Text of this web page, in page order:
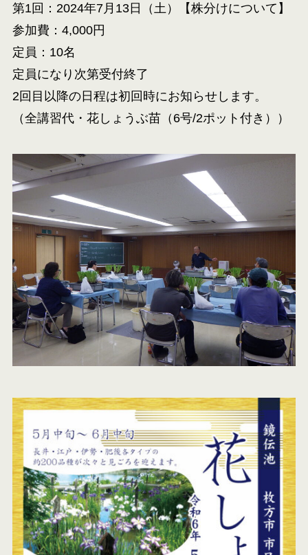
第1回：2024年7月13日（土）【株分けについて】
参加費：4,000円
定員：10名
定員になり次第受付終了
2回目以降の日程は初回時にお知らせします。
（全講習代・花しょうぶ苗（6号/2ポット付き））